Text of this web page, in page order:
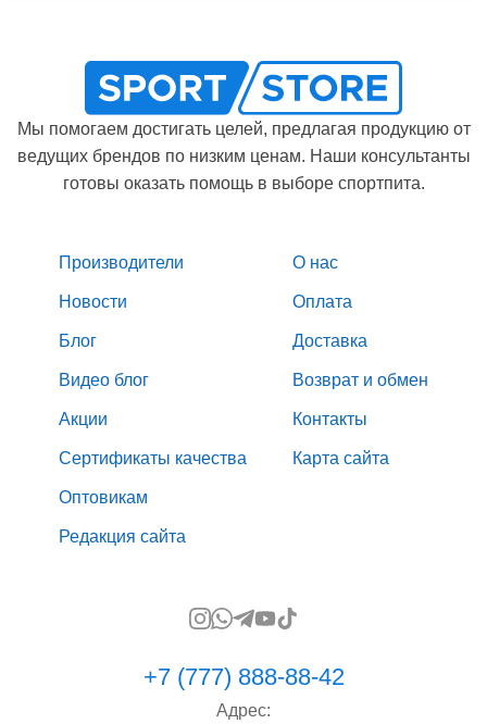
Мы помогаем достигать целей, предлагая продукцию от
ведущих брендов по низким ценам. Наши консультанты
готовы оказать помощь в выборе спортпита.
Производители
Новости
Блог
Видео блог
Акции
Сертификаты качества
Оптовикам
Редакция сайта
О нас
Оплата
Доставка
Возврат и обмен
Контакты
Карта сайта
+7 (777) 888-88-42
Адрес: